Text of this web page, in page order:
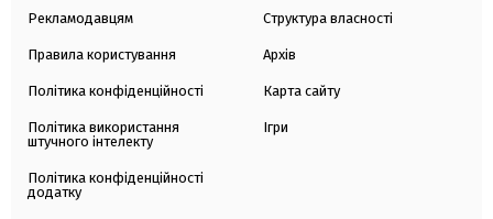
Рекламодавцям
Правила користування
Політика конфіденційності
Політика використання
штучного інтелекту
Політика конфіденційності
додатку
Структура власності
Архів
Карта сайту
Ігри